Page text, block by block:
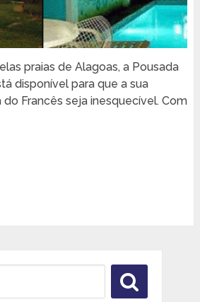
praias de Alagoas, a Pousada
disponível para que a sua
do Francês seja inesquecível. Com